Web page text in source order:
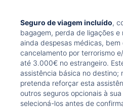
Seguro de viagem incluído,
bagagem, perda de ligações
ainda despesas médicas,
cancelamento por terrorismo
até 3.000€ no estrangeiro.
assistência básica no destino;
pretenda reforçar esta
outros seguros opcionais à
selecioná-los antes de